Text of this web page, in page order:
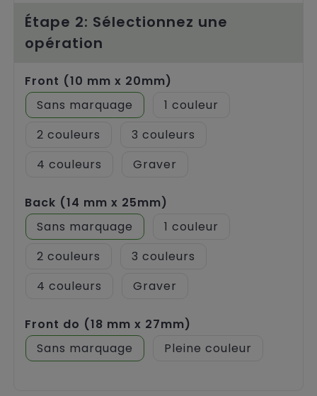
Étape 2: Sélectionnez une
opération
Front (10 mm x 20mm)
Sans marquage
1
2
3
4
Graver
Back (14 mm x 25mm)
Sans marquage
1
2
3
4
Graver
Front do (18 mm x 27mm)
Sans marquage
Pleine couleur